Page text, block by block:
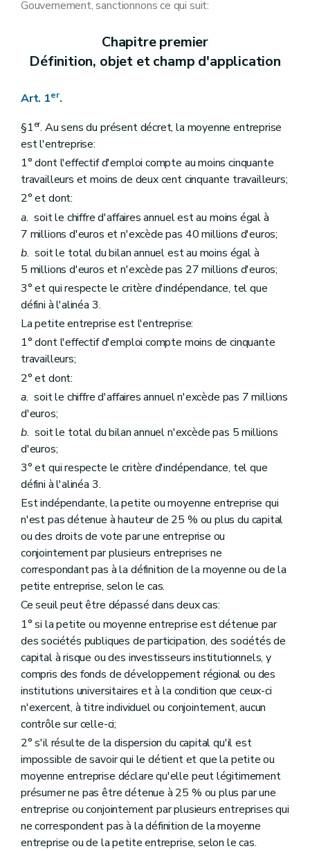
Art. 19
Gouvernement, sanctionnons ce qui suit:
Chapitre premier
Définition, objet et champ d'application
Art. 1er.
§1er. Au sens du présent décret, la moyenne entreprise
est l'entreprise:
1° dont l'effectif d'emploi compte au moins cinquante
travailleurs et moins de deux cent cinquante travailleurs;
2° et dont:
a. soit le chiffre d'affaires annuel est au moins égal à
7 millions d'euros et n'excède pas 40 millions d'euros;
b. soit le total du bilan annuel est au moins égal à
5 millions d'euros et n'excède pas 27 millions d'euros;
3° et qui respecte le critère d'indépendance, tel que
défini à l'alinéa 3.
La petite entreprise est l'entreprise:
1° dont l'effectif d'emploi compte moins de cinquante
travailleurs;
2° et dont:
a. soit le chiffre d'affaires annuel n'excède pas 7 millions
d'euros;
b. soit le total du bilan annuel n'excède pas 5 millions
d'euros;
3° et qui respecte le critère d'indépendance, tel que
défini à l'alinéa 3.
Est indépendante, la petite ou moyenne entreprise qui
n'est pas détenue à hauteur de 25 % ou plus du capital
ou des droits de vote par une entreprise ou
conjointement par plusieurs entreprises ne
correspondant pas à la définition de la moyenne ou de la
petite entreprise, selon le cas.
Ce seuil peut être dépassé dans deux cas:
1° si la petite ou moyenne entreprise est détenue par
des sociétés publiques de participation, des sociétés de
capital à risque ou des investisseurs institutionnels, y
compris des fonds de développement régional ou des
institutions universitaires et à la condition que ceux-ci
n'exercent, à titre individuel ou conjointement, aucun
contrôle sur celle-ci;
2° s'il résulte de la dispersion du capital qu'il est
impossible de savoir qui le détient et que la petite ou
moyenne entreprise déclare qu'elle peut légitimement
présumer ne pas être détenue à 25 % ou plus par une
entreprise ou conjointement par plusieurs entreprises qui
ne correspondent pas à la définition de la moyenne
entreprise ou de la petite entreprise, selon le cas.